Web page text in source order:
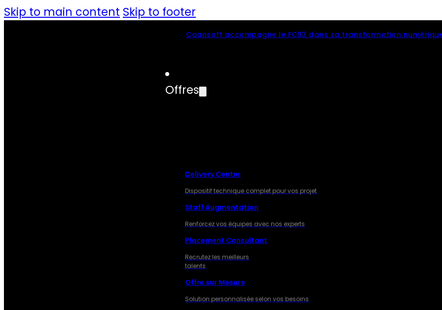
Skip to main content Skip to footer
Caansoft accompagne le FC93 dans sa transformation
Offres
Delivery Center
Dispositif technique complet pour vos projet
Staff Augmentation
Renforcez vos équipes avec nos experts
Placement Consultant
Recrutez les meilleurs
talents
Offre sur Mesure
Solution personnalisée selon vos besoins